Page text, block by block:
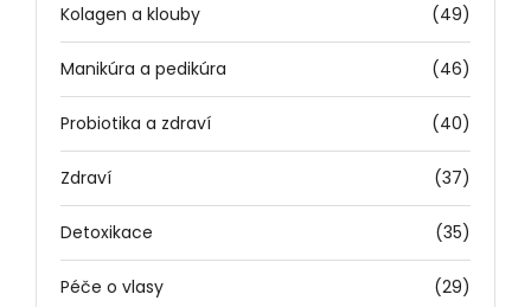
Kolagen a klouby (49)
Manikúra a pedikúra (46)
Probiotika a zdraví (40)
Zdraví (37)
Detoxikace (35)
Péče o vlasy (29)